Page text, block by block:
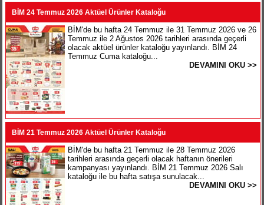
BİM 24 Temmuz 2026 Aktüel Ürünler Kataloğu
BİM'de bu hafta 24 Temmuz ile 31 Temmuz 2026 ve 26
Temmuz ile 2 Ağustos 2026 tarihleri arasında geçerli
olacak aktüel ürünler kataloğu yayınlandı. BİM 24
Temmuz Cuma kataloğu...
DEVAMINI OKU >>
BİM 21 Temmuz 2026 Aktüel Ürünler Kataloğu
BİM'de bu hafta 21 Temmuz ile 28 Temmuz 2026
tarihleri arasında geçerli olacak haftanın önerileri
kampanyası yayınlandı. BİM 21 Temmuz 2026 Salı
kataloğu ile bu hafta satışa sunulacak...
DEVAMINI OKU >>